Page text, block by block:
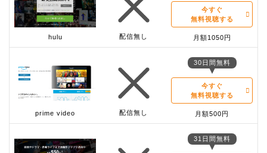
hulu 配信無し
今すぐ
無料視聴する
月額1050円
prime video 配信無し
30日間無料
今すぐ
無料視聴する
月額500円
31日間無料